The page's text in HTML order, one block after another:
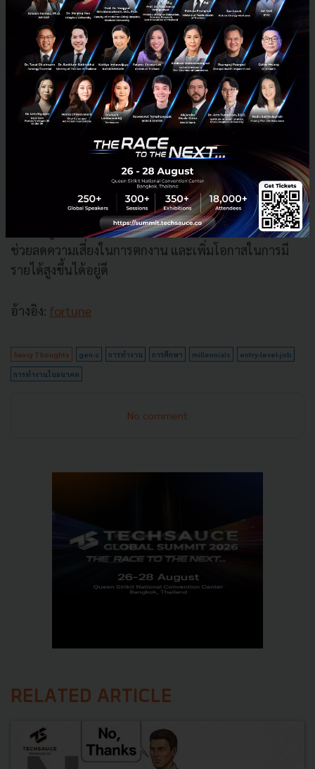
ในการทำงานได้อยู่
ทำไมคนเริ่มตั้งคำถามกับปริญญา
คนรุ่นก่อนอาจมองว่าปริญญาเป็นโอกาสสำคัญที่ช่วยให้มี
งานมั่นคงและคุณภาพชีวิตที่ดีขึ้นได้ไม่ยากนัก แต่คนรุ่น
ใหม่กำลังอยู่ในยุคที่ค่าครองชีพสูงขึ้น การแข่งขันรุนแรง
ขึ้น และเทคโนโลยีเปลี่ยนเร็วกว่าเดิมมาก
ปริญญาอาจไม่ได้การันตีชีวิตสบายเหมือนในอดีตแล้ว แต่
จากข้อมูลตลอด 20 ปีที่ผ่านมา มันก็ยังเป็นหนึ่งในปัจจัยที่
ช่วยลดความเสี่ยงในการตกงาน และเพิ่มโอกาสในการมี
รายได้สูงขึ้นได้อยู่ดี
อ้างอิง: fortune
Saucy Thoughts gen-z การทำงาน การศึกษา millennials entry-level-job
การทำงานในอนาคต
No comment
RELATED ARTICLE